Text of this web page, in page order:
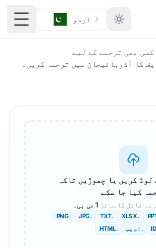
اردو
کسی بھی ترجمے کے لیے
کا آذربائیجان میں ترجمہ کریں۔
کریں یا چھوڑیں تاکہ
کیا جا سکے
فائل کا سائز 1 جی بی۔
. XLSX
.TXT
.JPG
.PNG
. ای پب .HTML